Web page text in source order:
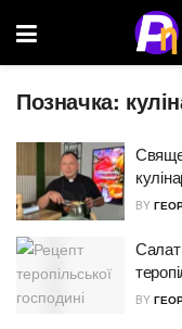
Позначка:
BY
Салат
BY